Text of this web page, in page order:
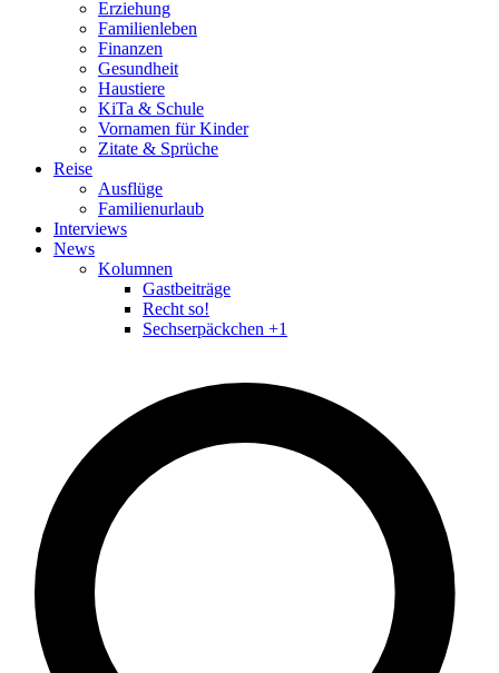
Erziehung
Familienleben
Finanzen
Gesundheit
Haustiere
KiTa & Schule
Vornamen für Kinder
Zitate & Sprüche
Reise
Ausflüge
Familienurlaub
Interviews
News
Kolumnen
Gastbeiträge
Recht so!
Sechserpäckchen +1